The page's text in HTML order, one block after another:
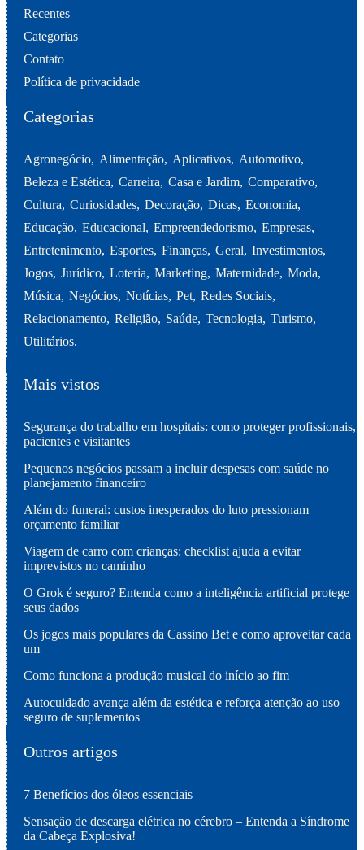
Recentes
Categorias
Contato
Política de privacidade
Categorias
Agronegócio Alimentação Aplicativos
Automotivo
Beleza e Estética
Carreira Casa e Jardim Comparativo
Cultura
Curiosidades Decoração Dicas Economia
Educação Educacional Empreendedorismo Empresas
Entretenimento Esportes Finanças Geral
Investimentos
Jogos Jurídico Loteria Marketing Maternidade Moda
Música
Negócios Notícias Pet Redes Sociais
Relacionamento Religião Saúde Tecnologia
Turismo
Utilitários
Mais vistos
Segurança do trabalho em hospitais: como proteger profissionais,
pacientes e visitantes
Pequenos negócios passam a incluir despesas com saúde no
planejamento financeiro
Além do funeral: custos inesperados do luto pressionam
orçamento familiar
Viagem de carro com crianças: checklist ajuda a evitar
imprevistos no caminho
O Grok é seguro? Entenda como a inteligência artificial protege
seus dados
Os jogos mais populares da Cassino Bet e como aproveitar cada
um
Como funciona a produção musical do início ao fim
Autocuidado avança além da estética e reforça atenção ao uso
seguro de suplementos
Outros artigos
7 Benefícios dos óleos essenciais
Sensação de descarga elétrica no cérebro – Entenda a Síndrome
da Cabeça Explosiva!